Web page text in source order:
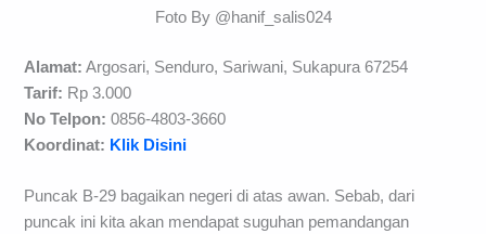
Foto By @hanif_salis024
Alamat: Argosari, Senduro, Sariwani, Sukapura 67254
Tarif: Rp 3.000
No Telpon: 0856-4803-3660
Koordinat: Klik Disini
Puncak B-29 bagaikan negeri di atas awan. Sebab, dari
puncak ini kita akan mendapat suguhan pemandangan